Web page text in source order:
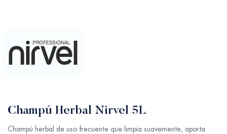
Champú Herbal Nirvel 5L
Champú herbal de uso frecuente que limpia suavemente, aporta